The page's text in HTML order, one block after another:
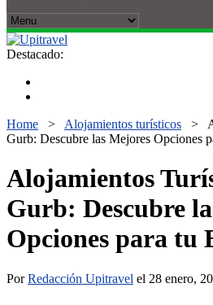
Destacado:
Home > Alojamientos turísticos >
Gurb: Descubre las Mejores Opciones
Alojamientos
Gurb: Descubre
Opciones para tu
PorRedacción Upitravel el 28 enero,